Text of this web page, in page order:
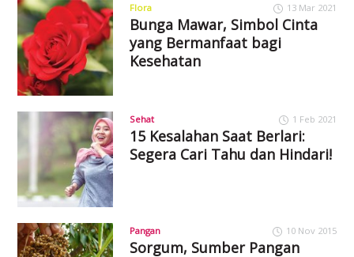
Flora 13 Mar 2021
Bunga Mawar, Simbol Cinta
yang Bermanfaat bagi
Kesehatan
Sehat 1 Feb 2021
15 Kesalahan Saat Berlari:
Segera Cari Tahu dan Hindari!
Pangan 10 Nov 2015
Sorgum, Sumber Pangan